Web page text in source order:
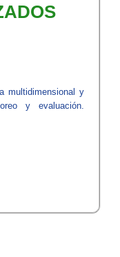
multidimensional y
y evaluación.